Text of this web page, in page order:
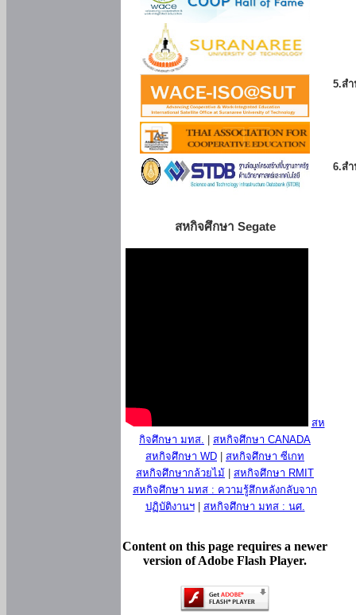
สหกิจศึกษา Segate
สห
กิจศึกษา มทส.
สหกิจศึกษา CANADA
สหกิจศึกษา WD
สหกิจศึกษา ซีเกท
สหกิจศึกษากล้วยไม้
สหกิจศึกษา RMIT
สหกิจศึกษา มทส : ความรู้สึกหลังกลับจาก
ปฏิบัติงานฯ| สหกิจศึกษา มทส : นศ.
Content on this page requires a newer
version of Adobe Flash Player.
5.ส
6.ส